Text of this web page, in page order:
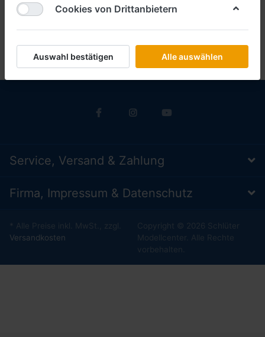
Service, Versand & Zahlung
Firma, Impressum & Datenschutz
* Alle Preise inkl. MwSt., zzgl.
Versandkosten
Copyright © 2026 Schlüter
Modellcenter. Alle Rechte
vorbehalten.
Cookies von Drittanbietern
Auswahl bestätigen Alle auswählen